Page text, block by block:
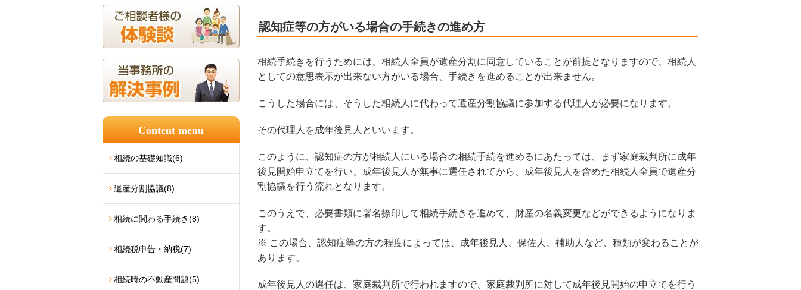
認知症等の方がいる場合の手続きの進め方
相続手続きを行うためには、相続人全員が遺産分割に同意していることが前提となりますので、相続人
としての意思表示が出来ない方がいる場合、手続きを進めることが出来ません。
こうした場合には、そうした相続人に代わって遺産分割協議に参加する代理人が必要になります。
その代理人を成年後見人といいます。
このように、認知症の方が相続人にいる場合の相続手続を進めるにあたっては、まず家庭裁判所に成年
後見開始申立てを行い、成年後見人が無事に選任されてから、成年後見人を含めた相続人全員で遺産分
割協議を行う流れとなります。
このうえで、必要書類に署名捺印して相続手続きを進めて、財産の名義変更などができるようになりま
す。
※ この場合、認知症等の方の程度によっては、成年後見人、保佐人、補助人など、種類が変わることが
あります。
成年後見人の選任は、家庭裁判所で行われますので、家庭裁判所に対して成年後見開始の申立てを行う
Content menu
相続の基礎知識(6)
遺産分割協議(8)
相続に関わる手続き(8)
相続税申告・納税(7)
相続時の不動産問題(5)